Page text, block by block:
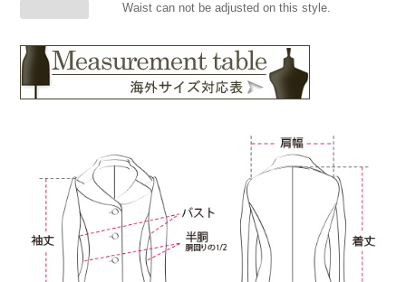
Waist can not be adjusted on this style.